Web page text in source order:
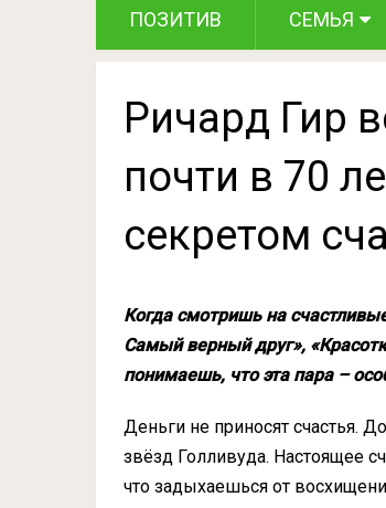
ПОЗИТИВ СЕМЬЯ
Ричард Гир
почти в 70
секретом
Когда смотришь на
Самый верный друг»,
понимаешь, что эта пара –
Деньги не приносят счастья.
звёзд Голливуда. Настоящее
что задыхаешься от